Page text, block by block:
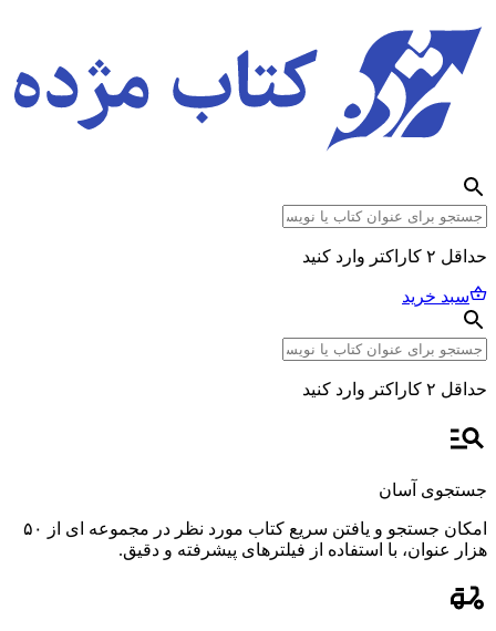
حداقل ۲ کاراکتر وارد کنید
سبد خرید
حداقل ۲ کاراکتر وارد کنید
جستجوی آسان
امکان جستجو و یافتن سریع کتاب مورد نظر در مجموعه ای از ۵۰
هزار عنوان، با استفاده از فیلترهای پیشرفته و دقیق.